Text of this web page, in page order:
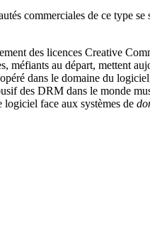
commerciales de ce type
des licences Creative
méfiants au départ, mettent
dans le domaine du
des DRM dans le monde
face aux systèmes de